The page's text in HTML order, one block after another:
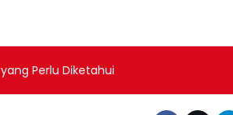
Kisah di Balik Arti Mimpi Istri Selingkuh yang Perlu Diketahui